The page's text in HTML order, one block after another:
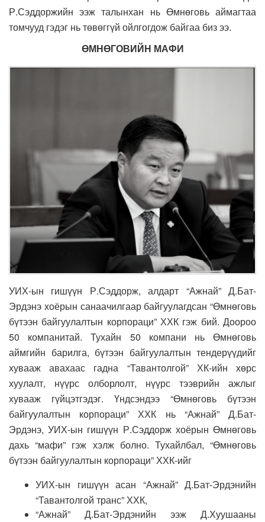
Р.Сэддоржийн ээж талынхан нь Өмнөговь аймагтаа
томчууд гэдэг нь төвөггүй ойлгогдож байгаа биз ээ.
ӨМНӨГОВИЙН МАФИ
УИХ-ын гишүүн Р.Сэддорж, алдарт “Ажнай” Д.Бат-
Эрдэнэ хоёрын санаачилгаар байгуулагдсан “Өмнөговь
бүтээн байгуулалтын корпораци” ХХК гэж бий. Доороо
50 компанитай. Тухайн 50 компани нь Өмнөговь
аймгийн барилга, бүтээн байгуулалтын тендерүүдийг
хувааж авахаас гадна “Тавантолгой” ХК-ийн хөрс
хуулалт, нүүрс олборлолт, нүүрс тээврийн ажлыг
хувааж гүйцэтгэдэг. Үндсэндээ “Өмнөговь бүтээн
байгуулалтын корпораци” ХХК нь “Ажнай” Д.Бат-
Эрдэнэ, УИХ-ын гишүүн Р.Сэддорж хоёрын Өмнөговь
дахь “мафи” гэж хэлж болно. Тухайлбал, “Өмнөговь
бүтээн байгуулалтын корпораци” ХХК-ийг
УИХ-ын гишүүн асан “Ажнай” Д.Бат-Эрдэнийн
“Тавантолгой транс” ХХК,
“Ажнай” Д.Бат-Эрдэнийн ээж Д.Хуушааны